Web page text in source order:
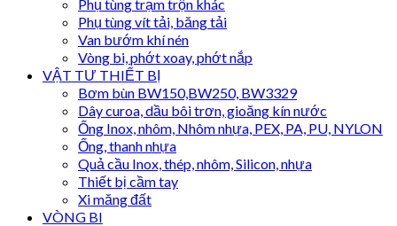
Phụ tùng trạm trộn khác
Phụ tùng vít tải, băng tải
Van bướm khí nén
Vòng bi, phớt xoay, phớt nắp
VẬT TƯ THIẾT BỊ
Bơm bùn BW150,BW250, BW3329
Dây curoa, dầu bôi trơn, gioăng kín nước
Ống Inox, nhôm, Nhôm nhựa, PEX, PA, PU, NYLON
Ống, thanh nhựa
Quả cầu Inox, thép, nhôm, Silicon, nhựa
Thiết bị cầm tay
Xi măng đất
VÒNG BI